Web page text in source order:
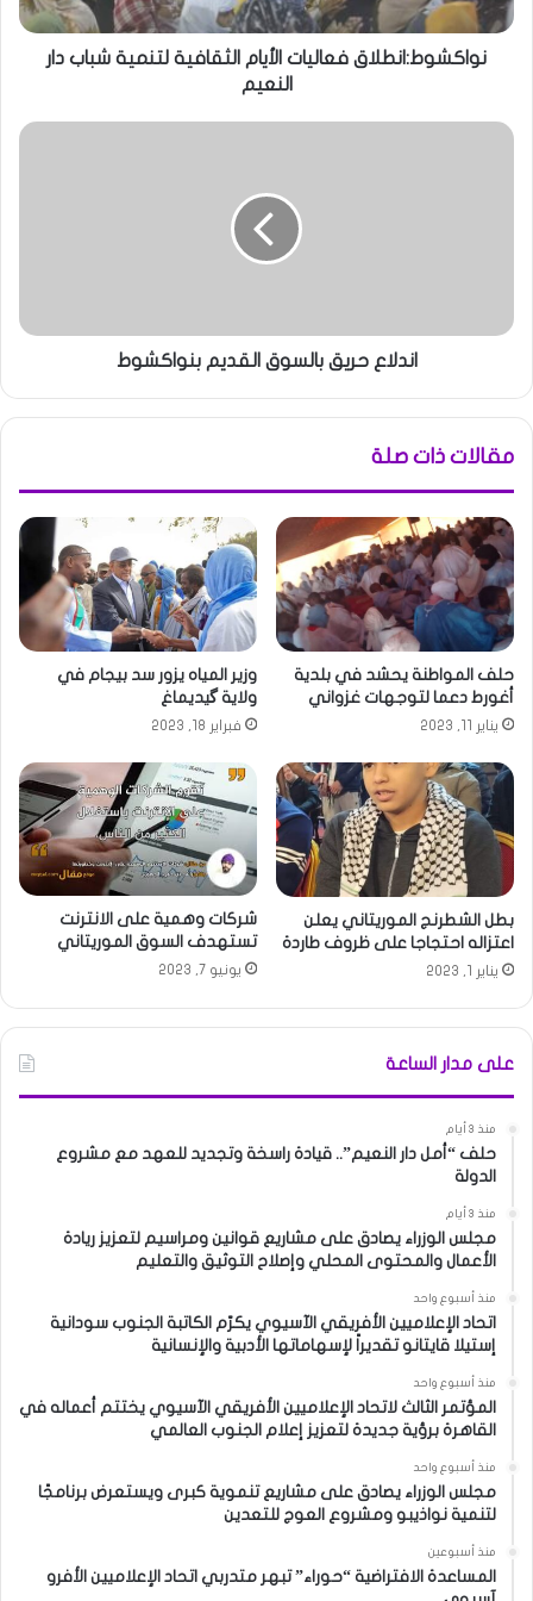
نواكشوط:انطلاق فعاليات الأيام الثقافية لتنمية شباب دار
النعيم
اندلاع حريق بالسوق القديم بنواكشوط
مقالات ذات صلة
حلف المواطنة يحشد في بلدية
أغورط دعما لتوجهات غزواني
يناير 11, 2023
وزير المياه يزور سد بيجام في
ولاية گيديماغ
فبراير 18, 2023
بطل الشطرنج الموريتاني يعلن
اعتزاله احتجاجا على ظروف طاردة
يناير 1, 2023
شركات وهمية على الانترنت
تستهدف السوق الموريتاني
يونيو 7, 2023
على مدار الساعة
منذ 3 أيام
حلف “أمل دار النعيم”.. قيادة راسخة وتجديد للعهد مع مشروع
الدولة
منذ 3 أيام
مجلس الوزراء يصادق على مشاريع قوانين ومراسيم لتعزيز ريادة
الأعمال والمحتوى المحلي وإصلاح التوثيق والتعليم
منذ أسبوع واحد
اتحاد الإعلاميين الأفريقي الآسيوي يكرّم الكاتبة الجنوب سودانية
إستيلا قايتانو تقديراً لإسهاماتها الأدبية والإنسانية
منذ أسبوع واحد
المؤتمر الثالث لاتحاد الإعلاميين الأفريقي الآسيوي يختتم أعماله في
القاهرة برؤية جديدة لتعزيز إعلام الجنوب العالمي
منذ أسبوع واحد
مجلس الوزراء يصادق على مشاريع تنموية كبرى ويستعرض برنامجًا
لتنمية نواذيبو ومشروع العوج للتعدين
منذ أسبوعين
المساعدة الافتراضية “حوراء” تبهر متدربي اتحاد الإعلاميين الأفرو